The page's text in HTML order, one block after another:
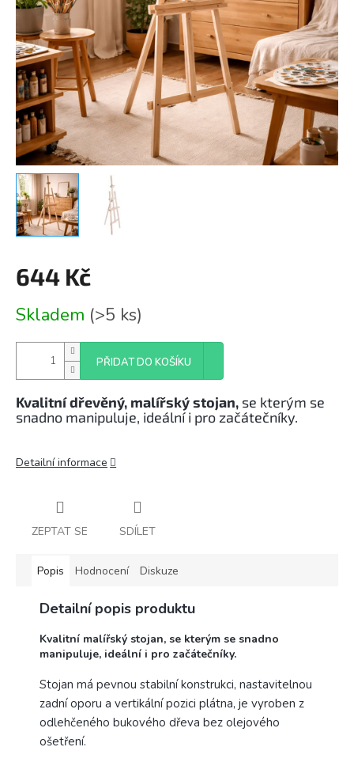
644 Kč
cena:
Skladem (>5 ks)
PŘIDAT DO KOŠÍKU
Kvalitní dřevěný, malířský stojan, se kterým se
snadno manipuluje, ideální i pro začátečníky.
Detailní informace
ZEPTAT SE SDÍLET
Popis Hodnocení Diskuze
Detailní popis produktu
Kvalitní malířský stojan, se kterým se snadno
manipuluje, ideální i pro začátečníky.
Stojan má pevnou stabilní konstrukci, nastavitelnou
zadní oporu a vertikální pozici plátna, je vyroben z
odlehčeného bukového dřeva bez olejového
ošetření.